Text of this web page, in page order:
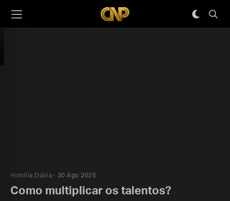
Homilia Diária 30 Ago 2025
Como multiplicar os talentos?